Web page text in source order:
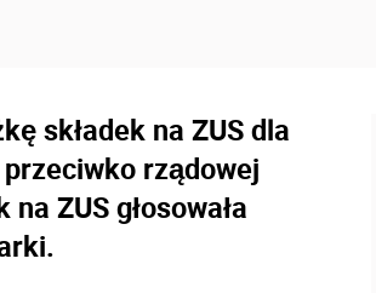
składek na ZUS dla
rządowej
ZUS głosowała